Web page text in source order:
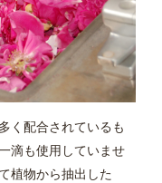
く配合されているも
滴も使用していませ
植物から抽出した